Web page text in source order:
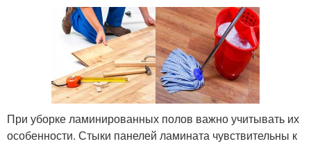
При уборке ламинированных полов важно учитывать их
особенности. Стыки панелей ламината чувствительны к